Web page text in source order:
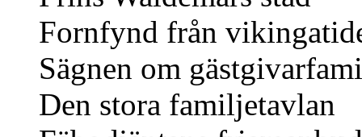
Fornfynd från
Sägnen om
Den stora familjetavlan